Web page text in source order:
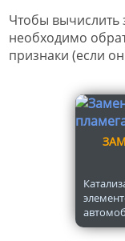
Чтобы вычислить
необходимо
признаки (если